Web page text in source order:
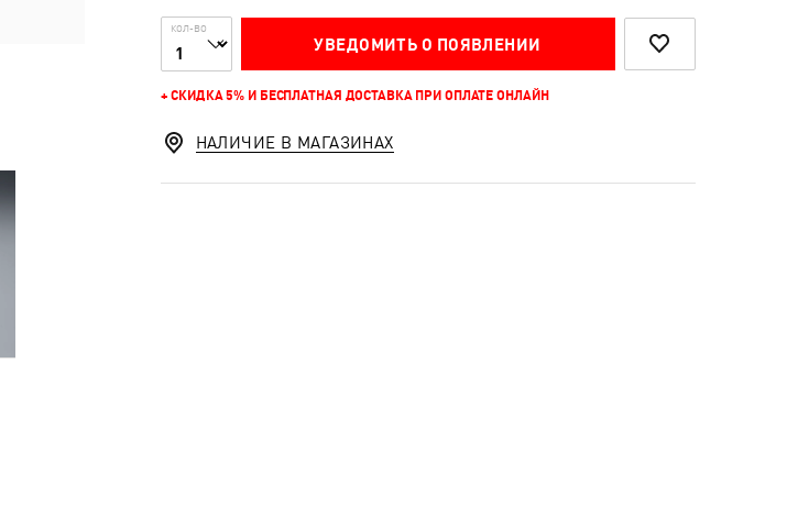
КОЛ-ВО
УВЕДОМИТЬ О ПОЯВЛЕНИИ
+ СКИДКА 5% И БЕСПЛАТНАЯ ДОСТАВКА ПРИ ОПЛАТЕ ОНЛАЙН
НАЛИЧИЕ В МАГАЗИНАХ